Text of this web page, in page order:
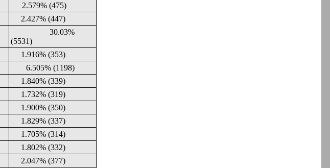
2.579% (475)
2.427% (447)
30.03%
(5531)
1.916% (353)
6.505% (1198)
1.840% (339)
1.732% (319)
1.900% (350)
1.829% (337)
1.705% (314)
1.802% (332)
2.047% (377)